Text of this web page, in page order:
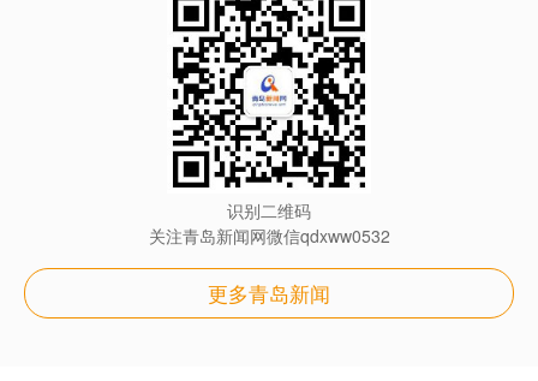
识别二维码
关注青岛新闻网微信qdxww0532
更多青岛新闻